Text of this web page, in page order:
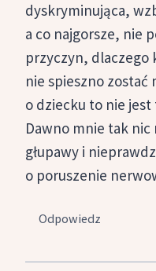
dyskryminująca,
a co najgorsze, nie
przyczyn, dlaczego
nie spieszno zostać
o dziecku to nie
Dawno mnie tak nic
głupawy i
o poruszenie
Odpowiedz